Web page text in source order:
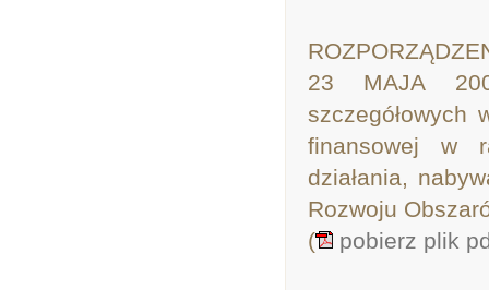
23 MAJA
szczegółowych
finansowej w
działania,
Rozwoju
(
pobierz plik